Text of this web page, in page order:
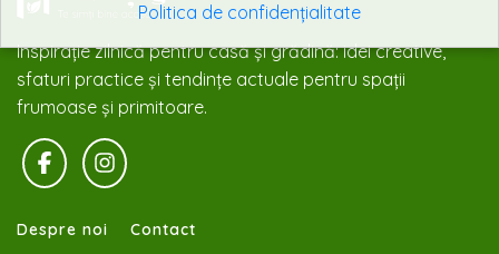
Inspirație zilnică pentru casă și grădină: idei creative,
sfaturi practice și tendințe actuale pentru spații
frumoase și primitoare.
Despre noi Contact
Politica de confidențialitate